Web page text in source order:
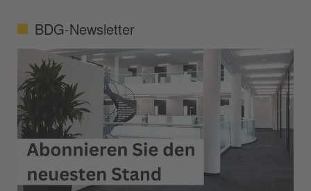
BDG-Newsletter